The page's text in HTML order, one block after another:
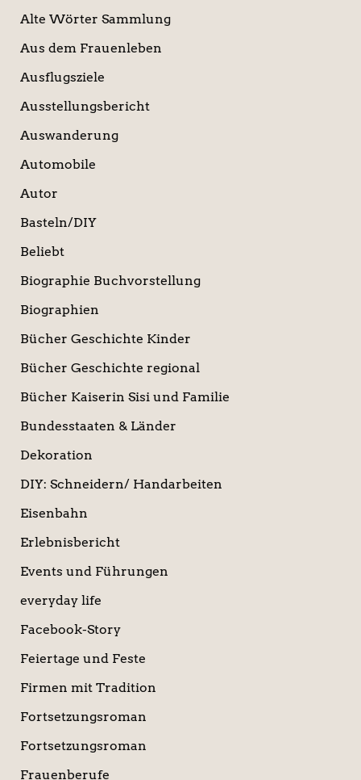
Alte Wörter Sammlung
Aus dem Frauenleben
Ausflugsziele
Ausstellungsbericht
Auswanderung
Automobile
Autor
Basteln/DIY
Beliebt
Biographie Buchvorstellung
Biographien
Bücher Geschichte Kinder
Bücher Geschichte regional
Bücher Kaiserin Sisi und Familie
Bundesstaaten & Länder
Dekoration
DIY: Schneidern/ Handarbeiten
Eisenbahn
Erlebnisbericht
Events und Führungen
everyday life
Facebook-Story
Feiertage und Feste
Firmen mit Tradition
Fortsetzungsroman
Fortsetzungsroman
Frauenberufe